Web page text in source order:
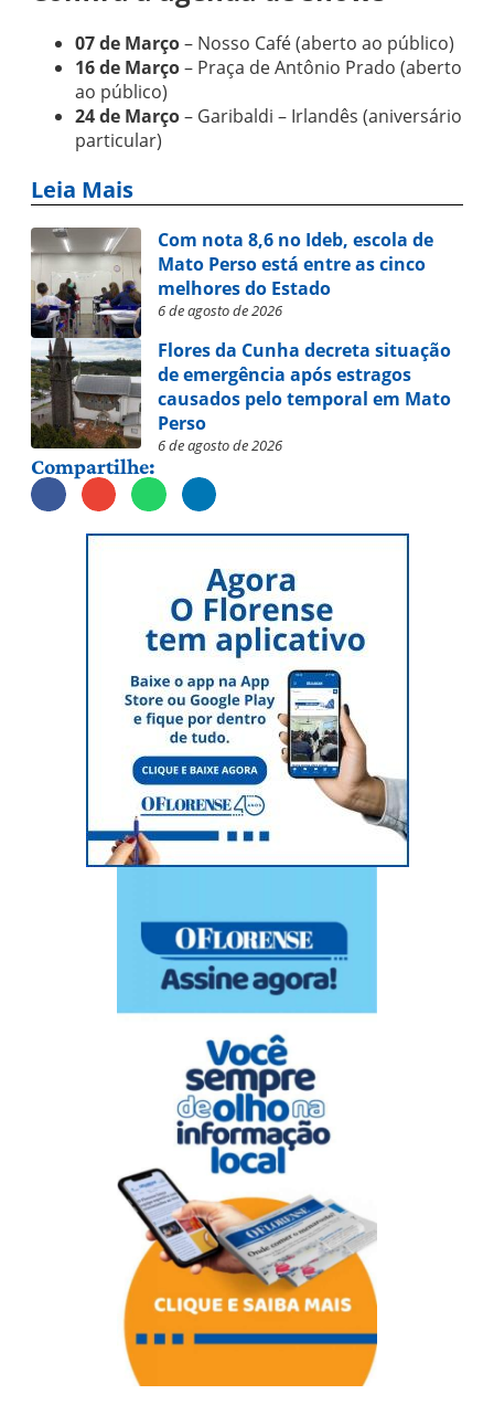
07 de Março– Nosso Café (aberto ao público)
16 de Março– Praça de Antônio Prado (aberto
ao público)
24 de Março– Garibaldi – Irlandês (aniversário
particular)
Leia Mais
Com nota 8,6 no Ideb, escola de
Mato Perso está entre as cinco
melhores do Estado
6 de agosto de 2026
Flores da Cunha decreta situação
de emergência após estragos
causados pelo temporal em Mato
Perso
6 de agosto de 2026
Compartilhe: